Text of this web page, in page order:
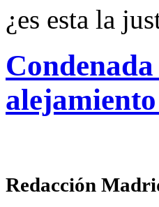
¿es esta la
Redacción